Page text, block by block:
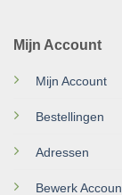
Mijn Account
Mijn Account
Bestellingen
Adressen
Bewerk